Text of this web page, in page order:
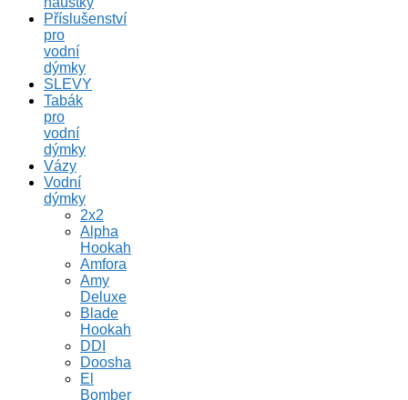
Příslušenství
pro
vodní
dýmky
SLEVY
Tabák
pro
vodní
dýmky
Vázy
Vodní
dýmky
2x2
Alpha
Hookah
Amfora
Amy
Deluxe
Blade
Hookah
DDI
Doosha
El
Bomber